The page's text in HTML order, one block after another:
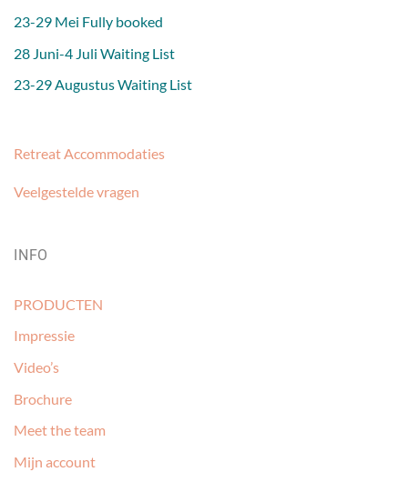
23-29 Mei Fully booked
28 Juni-4 Juli Waiting List
23-29 Augustus Waiting List
Retreat Accommodaties
Veelgestelde vragen
INFO
PRODUCTEN
Impressie
Video’s
Brochure
Meet the team
Mijn account